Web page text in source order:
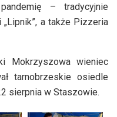
– tradycyjnie
„Lipnik”, a także Pizzeria
Mokrzyszowa wieniec
tarnobrzeskie osiedle
sierpnia w Staszowie.